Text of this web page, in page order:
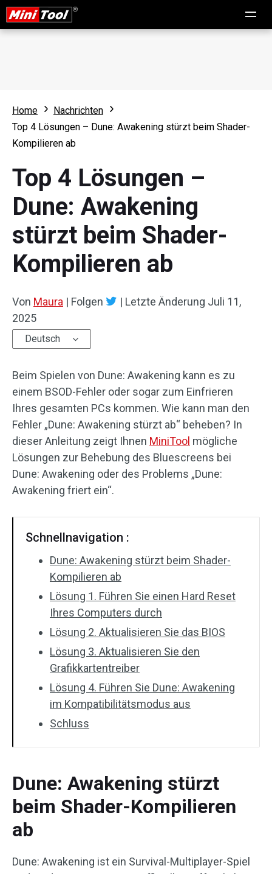
Home
Nachrichten
Top 4 Lösungen – Dune: Awakening stürzt beim Shader-
Kompilieren ab
Top 4 Lösungen –
Dune: Awakening
stürzt beim Shader-
Kompilieren ab
Von Maura | Folgen | Letzte Änderung Juli 11,
2025
Deutsch
Beim Spielen von Dune: Awakening kann es zu
einem BSOD-Fehler oder sogar zum Einfrieren
Ihres gesamten PCs kommen. Wie kann man den
Fehler „Dune: Awakening stürzt ab“ beheben? In
dieser Anleitung zeigt Ihnen MiniTool mögliche
Lösungen zur Behebung des Bluescreens bei
Dune: Awakening oder des Problems „Dune:
Awakening friert ein“.
Schnellnavigation :
Dune: Awakening stürzt beim Shader-
Kompilieren ab
Lösung 1. Führen Sie einen Hard Reset
Ihres Computers durch
Lösung 2. Aktualisieren Sie das BIOS
Lösung 3. Aktualisieren Sie den
Grafikkartentreiber
Lösung 4. Führen Sie Dune: Awakening
im Kompatibilitätsmodus aus
Schluss
Dune: Awakening stürzt
beim Shader-Kompilieren
ab
Dune: Awakening ist ein Survival-Multiplayer-Spiel